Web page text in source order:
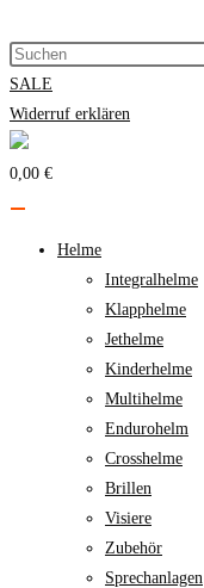
Inhalt
springen
SALE
Widerruf erklären
0,00 €
Helme
Integralhelme
Klapphelme
Jethelme
Kinderhelme
Multihelme
Endurohelm
Crosshelme
Brillen
Visiere
Zubehör
Sprechanlagen